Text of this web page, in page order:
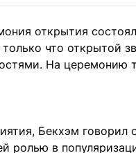
3 888 188
открытия
что открытой
На
Бекхэм
ролью в